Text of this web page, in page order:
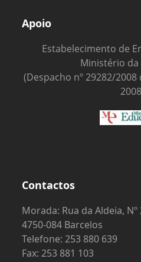
Apoio
Estabelecimento de
Ministério da
(Despacho nº 29282/
Contactos
Morada: Rua da Aldeia,
4750-084 Barcelos
Telefone: 253 880 639
Fax: 253 881 103